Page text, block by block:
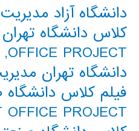
دانشگاه آزاد
OFFICE PROJECT
,
دانشگاه تهران
فیلم کلاس
OFFICE PROJECT